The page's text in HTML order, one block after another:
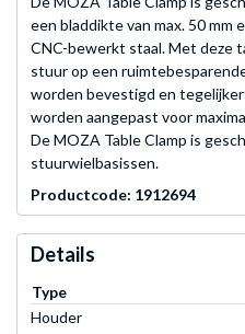
een bladdikte van max. 50 mm
CNC-bewerkt staal. Met deze
stuur op een
worden bevestigd en
worden aangepast voor
De MOZA Table Clamp is
stuurwielbasissen.
Productcode: 1912694
Details
Type
Houder